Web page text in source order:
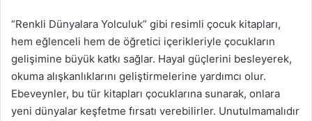
“Renkli Dünyalara Yolculuk” gibi resimli çocuk kitapları,
hem eğlenceli hem de öğretici içerikleriyle çocukların
gelişimine büyük katkı sağlar. Hayal güçlerini besleyerek,
okuma alışkanlıklarını geliştirmelerine yardımcı olur.
Ebeveynler, bu tür kitapları çocuklarına sunarak, onlara
yeni dünyalar keşfetme fırsatı verebilirler. Unutulmamalıdır